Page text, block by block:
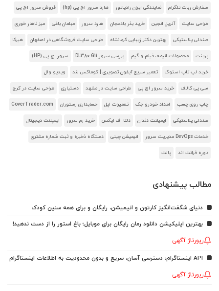
سفارش ربات تلگرام نمایندگی ایران رادیاتور هارد سرور اچ پی (hp) فروش سرور اچ پی
طراحی سایت آنریل انجین خرید بذر بادمجان هارد سرور مبلمان باغی میز ناهار خوری
صندلی پلاستیکی بهترین دکتر زیبایی کرمانشاه طراحی سایت فروشگاهی در اصفهان هیرکا
پرینت محصولات انیمه، فیلم و گیم بررسی سرور DL380 G11 سرور اچ پی (HP)
خرید لپ تاپ استوک تعمیر سریع آیفون تصویری | کوماکس لند ویدیو وال
سی پی کالاف خرید سرور اچ پی طراحی سایت در مشهد دستیاری طراحی سایت در کرج
چاپ روی چسب امداد خودرو جک تعمیرات اپل حسابداری رستوران CoverTrader.com
صندلی پلاستیکی ایمپلنت دندان دلتا اف ایکس خرید رم سرور ایمپلنت دیجیتال
خدمات DevOps مدیریت سرور انیمیشن چینی دستگاه ذخیره و ثبت شماره مشتری
دوره فرانت اند پالت
مطالب پیشنهادی
دنیای شگفت‌انگیز کارتون و انیمیشن، رایگان و برای همه سنین کودک
بهترین اپلیکیشن دانلود رمان رایگان برای موبایل؛ باغ استور را از دست ندهید!
رپورتاژ آگهی
API اینستاگرام؛ دسترسی آسان، سریع و بدون محدودیت به اطلاعات اینستاگرام
رپورتاژ آگهی